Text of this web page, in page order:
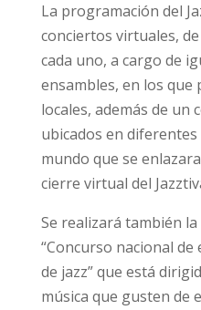
La programación del
conciertos virtuales,
cada uno, a cargo de
ensambles, en los
locales, además de un
ubicados en
mundo que se
cierre virtual del
Se realizará también
“Concurso nacional
de jazz” que está
música que gusten de